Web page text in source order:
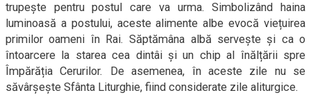
trupește pentru postul care va urma. Simbolizând haina
luminoasă a postului, aceste alimente albe evocă viețuirea
primilor oameni în Rai. Săptămâna albă servește și ca o
întoarcere la starea cea dintâi și un chip al înălțării spre
Împărăția Cerurilor. De asemenea, în aceste zile nu se
săvârșește Sfânta Liturghie, fiind considerate zile aliturgice.